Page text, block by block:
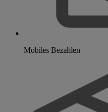
Mobiles Bezahlen